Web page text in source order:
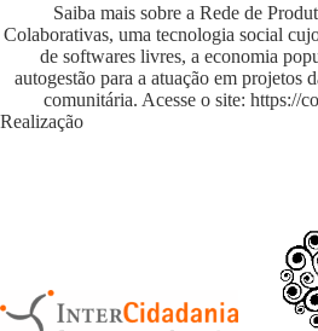
Saiba mais sobre a Rede de
Colaborativas, uma tecnologia social
de softwares livres, a economia
autogestão para a atuação em projetos
comunitária. Acesse o site: https://
Realização